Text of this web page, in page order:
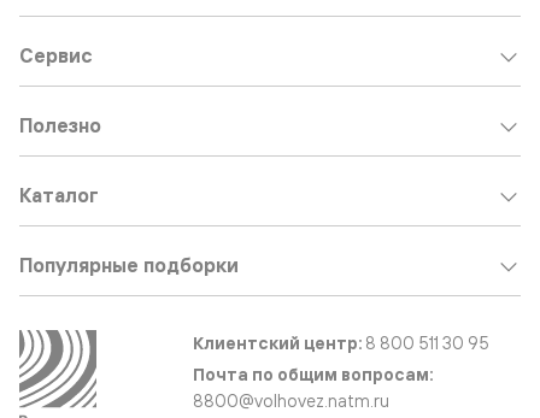
Сервис
Полезно
Каталог
Популярные подборки
Клиентский центр: 8 800 511 30 95
Почта по общим вопросам:
8800@volhovez.natm.ru